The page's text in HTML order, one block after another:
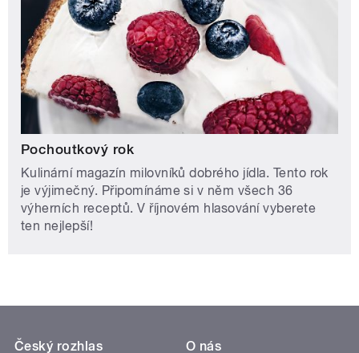
Pochoutkový rok
Kulinární magazín milovníků dobrého jídla. Tento rok
je výjimečný. Připomínáme si v něm všech 36
výherních receptů. V říjnovém hlasování vyberete
ten nejlepší!
Český rozhlas
O nás